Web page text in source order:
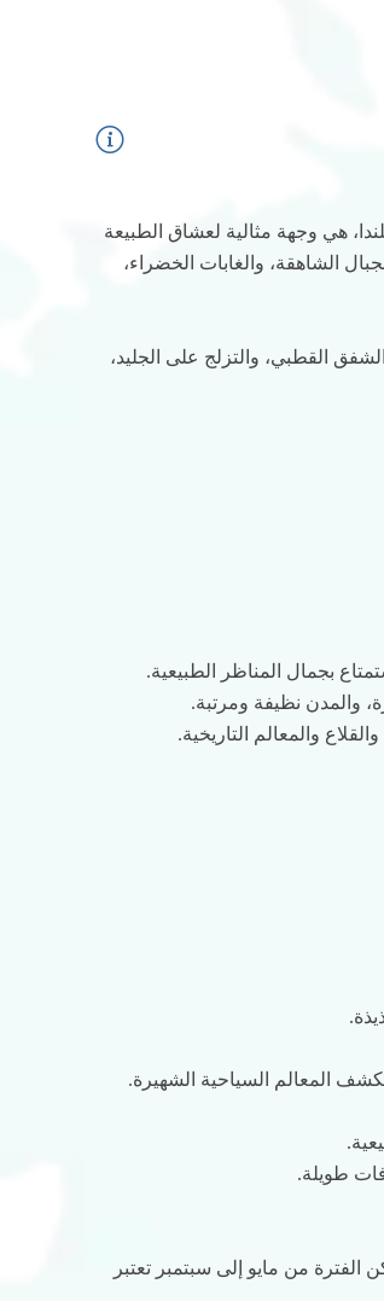
هي وجهة مثالية لعشاق الطبيعة
الشاهقة، والغابات الخضراء،
القطبي، والتزلج على الجليد،
بجمال المناظر الطبيعية.
والمدن نظيفة ومرتبة.
والمعالم التاريخية.
المعالم السياحية الشهيرة.
طويلة.
من مايو إلى سبتمبر تعتبر